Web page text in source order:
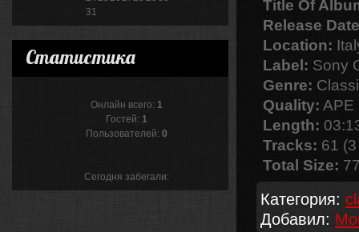
31
Статистика
Онлайн всего: 1
Гостей: 1
Пользователей: 0
Сегодня забегали:
Title Of
Release
Location:
Label: Sony
Genre:
Quality: APE
Length:
Tracks: 61
Total Size:
Категория:
Добавил: